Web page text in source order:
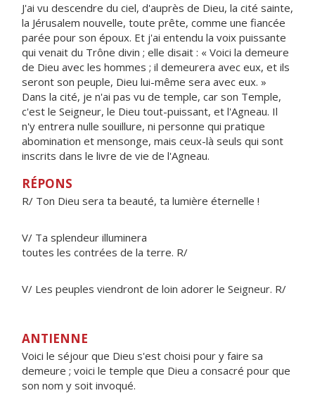
J'ai vu descendre du ciel, d'auprès de Dieu, la cité sainte,
la Jérusalem nouvelle, toute prête, comme une fiancée
parée pour son époux. Et j'ai entendu la voix puissante
qui venait du Trône divin ; elle disait : « Voici la demeure
de Dieu avec les hommes ; il demeurera avec eux, et ils
seront son peuple, Dieu lui-même sera avec eux. »
Dans la cité, je n'ai pas vu de temple, car son Temple,
c'est le Seigneur, le Dieu tout-puissant, et l'Agneau. Il
n'y entrera nulle souillure, ni personne qui pratique
abomination et mensonge, mais ceux-là seuls qui sont
inscrits dans le livre de vie de l'Agneau.
RÉPONS
R/ Ton Dieu sera ta beauté, ta lumière éternelle !
V/ Ta splendeur illuminera
toutes les contrées de la terre. R/
V/ Les peuples viendront de loin adorer le Seigneur. R/
ANTIENNE
Voici le séjour que Dieu s'est choisi pour y faire sa
demeure ; voici le temple que Dieu a consacré pour que
son nom y soit invoqué.